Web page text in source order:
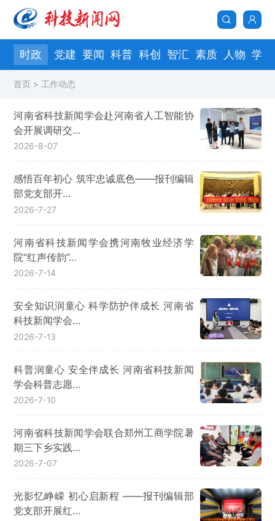
时政 党建 要闻 科普 科创 智汇 素质 人物 学会
首页 > 工作动态
河南省科技新闻学会赴河南省人工智能协
会开展调研交…
2026-8-07
感悟百年初心 筑牢忠诚底色——报刊编辑
部党支部开…
2026-7-27
河南省科技新闻学会携河南牧业经济学
院“红声传韵”…
2026-7-14
安全知识润童心 科学防护伴成长 河南省
科技新闻学会…
2026-7-13
科普润童心 安全伴成长 河南省科技新闻
学会科普志愿…
2026-7-10
河南省科技新闻学会联合郑州工商学院暑
期三下乡实践…
2026-7-07
光影忆峥嵘 初心启新程 ——报刊编辑部
党支部开展红…